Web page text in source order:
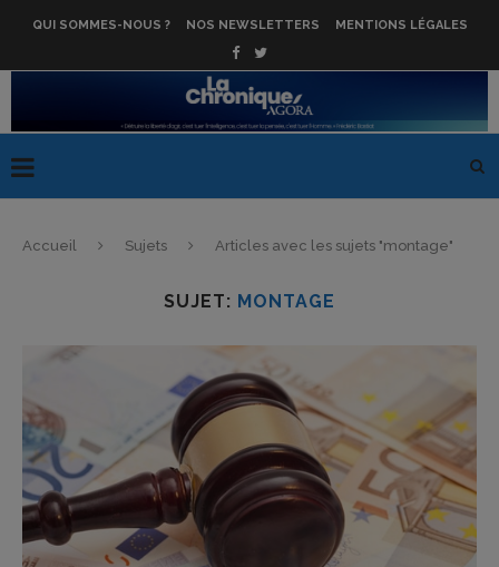
QUI SOMMES-NOUS ? NOS NEWSLETTERS MENTIONS LÉGALES
Accueil Sujets Articles avec les sujets "montage"
SUJET: MONTAGE